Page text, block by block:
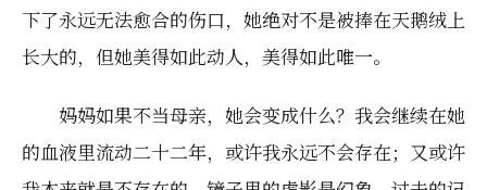
下了永远无法愈合的伤口，她绝对不是被捧在天鹅绒上
长大的，但她美得如此动人，美得如此唯一。
妈妈如果不当母亲，她会变成什么？我会继续在她
的血液里流动二十二年，或许我永远不会存在；又或许